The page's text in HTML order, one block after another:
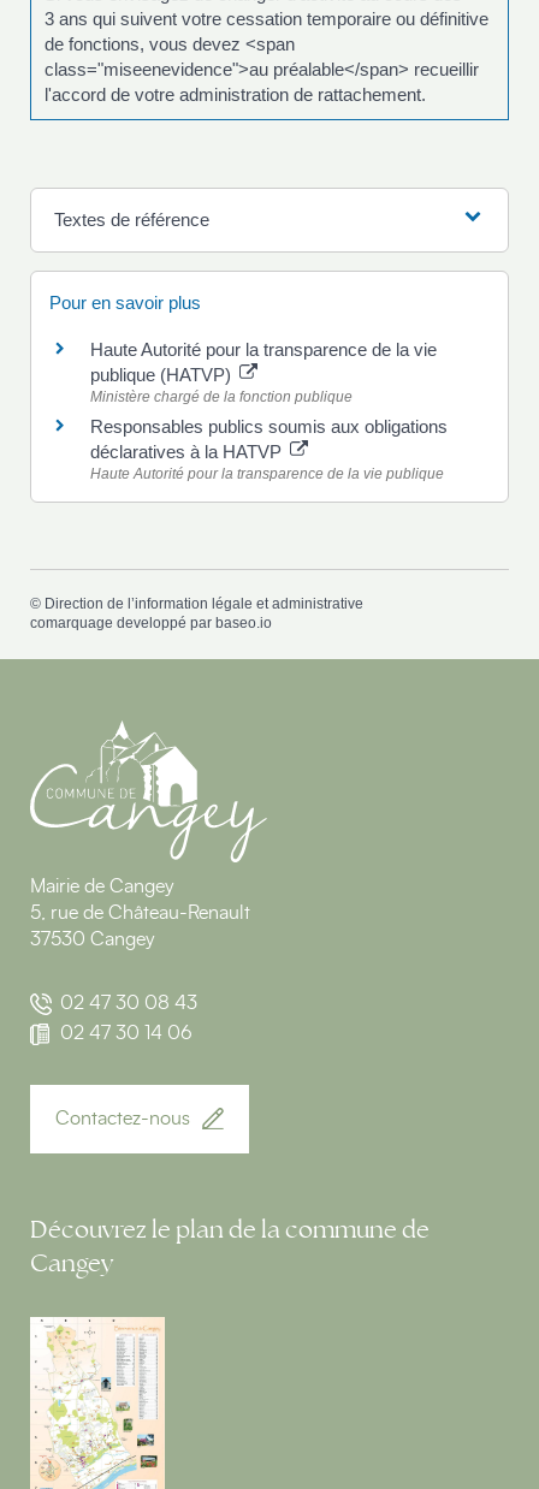
3 ans qui suivent votre cessation temporaire ou définitive
de fonctions, vous devez <span
class="miseenevidence">au préalable</span> recueillir
l'accord de votre administration de rattachement.
Textes de référence
Pour en savoir plus
Haute Autorité pour la transparence de la vie
publique (HATVP)
Ministère chargé de la fonction publique
Responsables publics soumis aux obligations
déclaratives à la HATVP
Haute Autorité pour la transparence de la vie publique
© Direction de l’information légale et administrative
comarquage developpé par baseo.io
Mairie de Cangey
5, rue de Château-Renault
37530 Cangey
02 47 30 08 43
02 47 30 14 06
Contactez-nous
Découvrez le plan de la commune de
Cangey